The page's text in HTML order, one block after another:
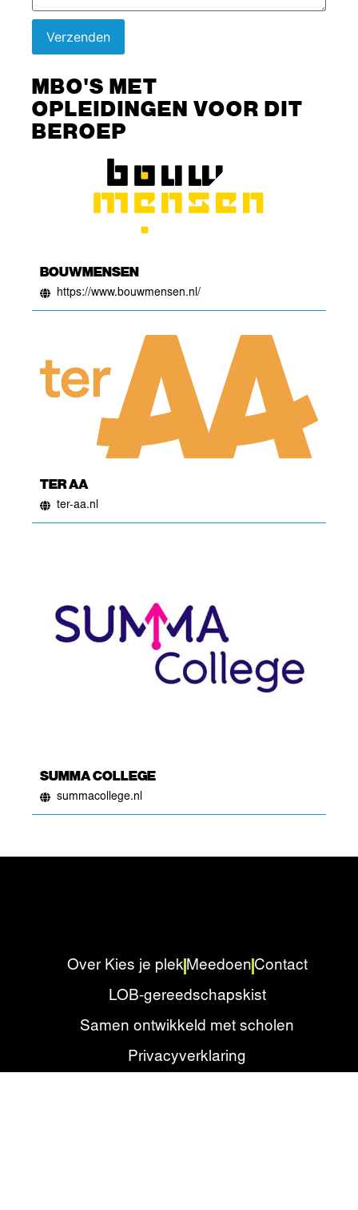
Verzenden
MBO'S MET
OPLEIDINGEN VOOR DIT
BEROEP
BOUWMENSEN
https://www.bouwmensen.nl/
TER AA
ter-aa.nl
SUMMA COLLEGE
summacollege.nl
Over Kies je plek Meedoen Contact
LOB-gereedschapskist
Samen ontwikkeld met scholen
Privacyverklaring